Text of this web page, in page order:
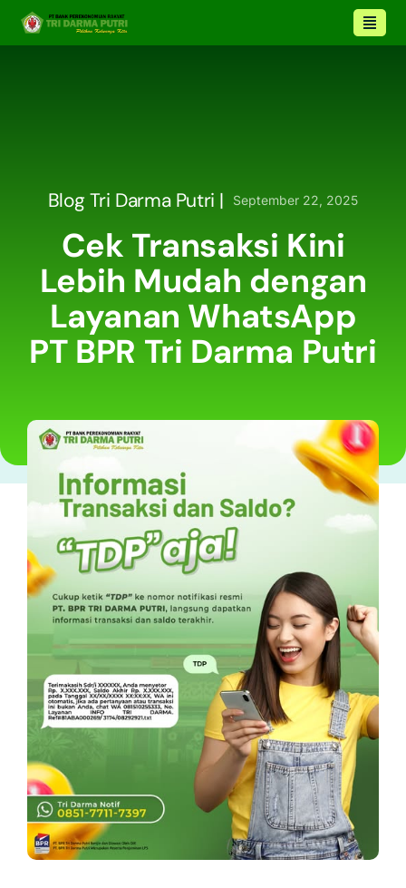
Blog Tri Darma Putri | September 22, 2025
Cek Transaksi Kini
Lebih Mudah dengan
Layanan WhatsApp
PT BPR Tri Darma Putri